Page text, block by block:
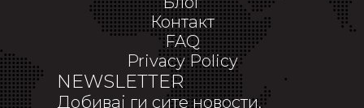
Контакт
FAQ
Privacy Policy
NEWSLETTER
Добивај ги сите новости,